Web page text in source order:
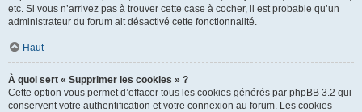
etc. Si vous n’arrivez pas à trouver cette case à cocher, il est probable qu’un
administrateur du forum ait désactivé cette fonctionnalité.
Haut
À quoi sert « Supprimer les cookies » ?
Cette option vous permet d’effacer tous les cookies générés par phpBB 3.2 qui
conservent votre authentification et votre connexion au forum. Les cookies